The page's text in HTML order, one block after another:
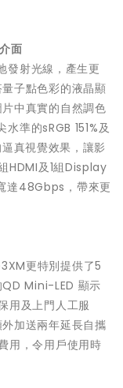
面
發射光線，產生更
子點色彩的液晶顯
中真實的自然調色
準的sRGB 151%及
真視覺效果，讓影
HDMI及1組Display
達48Gbps，帶來更
更特別提供了5
QD Mini-LED 顯示
用及上門人工服
加送兩年延長自攜
用，令用戶使用時